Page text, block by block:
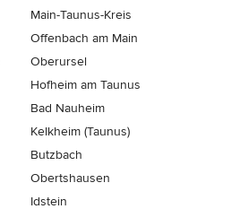
Main-Taunus-Kreis
Offenbach am Main
Oberursel
Hofheim am Taunus
Bad Nauheim
Kelkheim (Taunus)
Butzbach
Obertshausen
Idstein